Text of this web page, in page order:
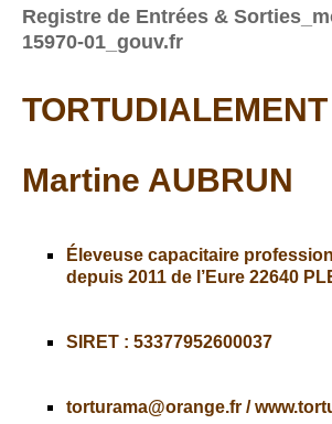
Registre de Entrées &
15970-01_gouv.fr
TORTUDIALEMENT
Martine AUBRUN
Éleveuse capacitaire
depuis 2011 de l’Eure 22640
SIRET : 53377952600037
torturama@orange.fr /